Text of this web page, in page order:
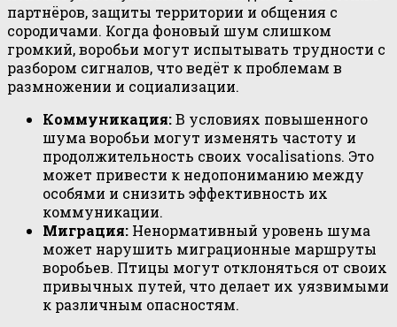
партнёров, защиты территории и общения с
сородичами. Когда фоновый шум слишком
громкий, воробьи могут испытывать трудности с
разбором сигналов, что ведёт к проблемам в
размножении и социализации.
Коммуникация:В условиях повышенного
шума воробьи могут изменять частоту и
продолжительность своих vocalisations. Это
может привести к недопониманию между
особями и снизить эффективность их
коммуникации.
Миграция: Ненормативный уровень шума
может нарушить миграционные маршруты
воробьев. Птицы могут отклоняться от своих
привычных путей, что делает их уязвимыми
к различным опасностям.